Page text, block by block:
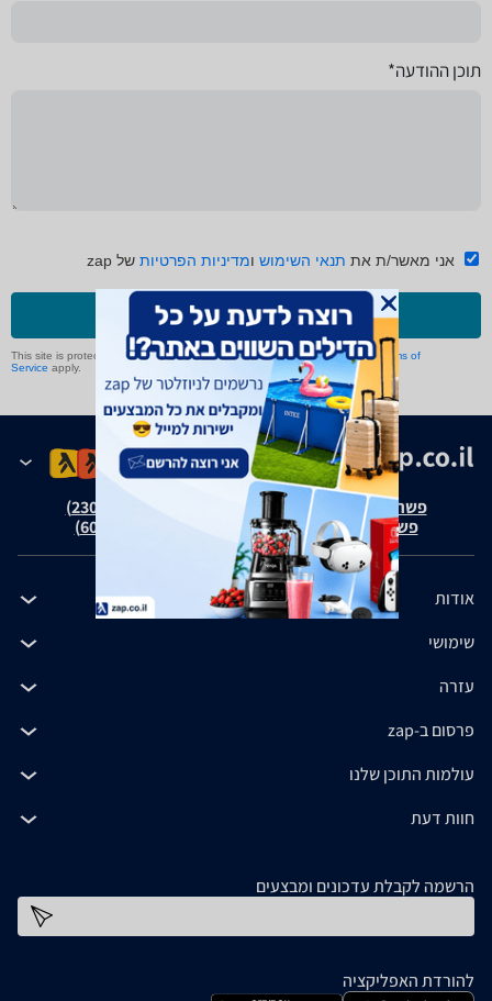
תוכן ההודעה*
אני מאשר/ת את תנאי השימוש ומדיניות הפרטיות של zap
שליחה
This site is protected by reCAPTCHA and the GooglePrivacy Policyand Terms of
Service apply.
פשרה בת"צ אבנצ'יק נ' זאפ גרופ (ת"צ 23008-08-20)
פשרה בת"צ כהנים נ' זאפ גרופ (ת"צ 60371-12-19)
אודות
שימושי
עזרה
פרסום ב-zap
עולמות התוכן שלנו
חוות דעת
הרשמה לקבלת עדכונים ומבצעים
להורדת האפליקציה